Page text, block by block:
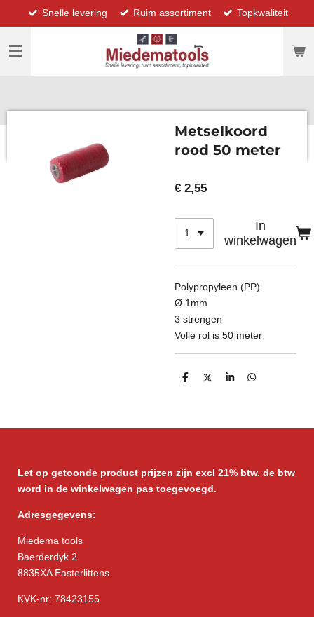
direct
naar
hoofdinhoud
Snelle levering Ruim assortiment Topkwaliteit
Metselkoord
rood 50 meter
€ 2,55
In
winkelwagen
Polypropyleen (PP)
Ø 1mm
3 strengen
Volle rol is 50 meter
D
D
S
D
Let op getoonde product prijzen zijn excl 21% btw. de btw
word in de winkelwagen pas toegevoegd.
Adresgegevens:
Miedema tools
Baerderdyk 2
8835XA Easterlittens
KVK-nr: 78423155